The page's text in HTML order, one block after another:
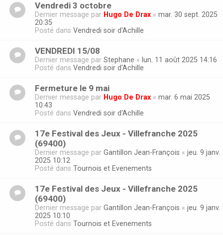
Vendredi 3 octobre
Dernier message par Hugo De Drax « mar. 30 sept. 2025
20:35
Posté dans Vendredi soir d'Achille
VENDREDI 15/08
Dernier message par Stephane « lun. 11 août 2025 14:16
Posté dans Vendredi soir d'Achille
Fermeture le 9 mai
Dernier message par Hugo De Drax « mar. 6 mai 2025
10:43
Posté dans Vendredi soir d'Achille
17e Festival des Jeux - Villefranche 2025
(69400)
Dernier message par Gantillon Jean-François « jeu. 9 janv.
2025 10:12
Posté dans Tournois et Evenements
17e Festival des Jeux - Villefranche 2025
(69400)
Dernier message par Gantillon Jean-François « jeu. 9 janv.
2025 10:10
Posté dans Tournois et Evenements